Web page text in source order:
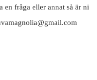
en fråga eller annat så är ni